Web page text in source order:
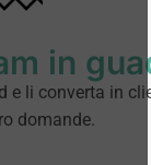
in
e li converta in
domande.